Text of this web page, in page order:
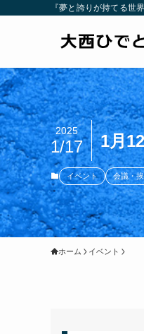
『夢と誇りが持てる世
1月
2025
1/17
イベント 会議・
ホーム イベント